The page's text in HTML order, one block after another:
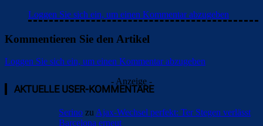
Loggen Sie sich ein, um einen Kommentar abzugeben
Kommentieren Sie den Artikel
Loggen Sie sich ein, um einen Kommentar abzugeben
- Anzeige -
AKTUELLE USER-KOMMENTARE
Serino zu Ajax-Wechsel perfekt: Ter Stegen verlässt
Barcelona erneut